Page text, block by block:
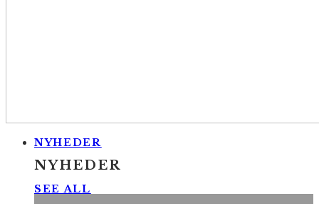
NYHEDER
NYHEDER
SEE ALL